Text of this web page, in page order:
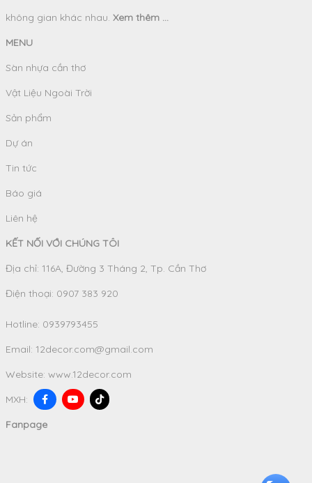
không gian khác nhau. Xem thêm ...
MENU
Sàn nhựa cần thơ
Vật Liệu Ngoài Trời
Sản phẩm
Dự án
Tin tức
Báo giá
Liên hệ
KẾT NỐI VỚI CHÚNG TÔI
Địa chỉ: 116A, Đường 3 Tháng 2, Tp. Cần Thơ
Điện thoại: 0907 383 920
Hotline: 0939793455
Email: 12decor.com@gmail.com
Website: www.12decor.com
MXH:
Fanpage